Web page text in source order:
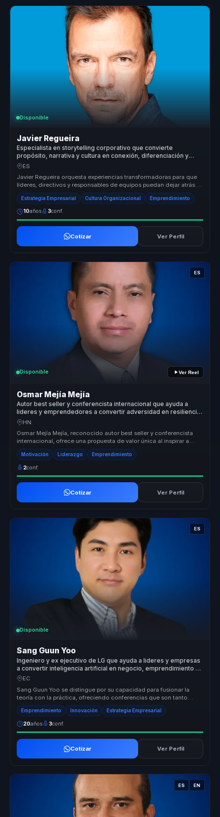
Disponible
Javier Regueira
Especialista en storytelling corporativo que convierte
propósito, narrativa y cultura en conexión, diferenciación y
crecimiento para líderes y marcas.
ES
Javier Regueira orquesta experiencias transformadoras para que
líderes, directivos y responsables de equipos puedan dejar atrás la
desali...
Estrategia Empresarial Cultura Organizacional Emprendimiento
10años 3conf.
Cotizar Ver Perfil
ES
Disponible Ver Reel
Osmar Mejía Mejía
Autor best seller y conferencista internacional que ayuda a
lideres y emprendedores a convertir adversidad en resiliencia,
accion y mentalidad emprendedora.
HN
Osmar Mejía Mejía, reconocido autor best seller y conferencista
internacional, ofrece una propuesta de valor única al inspirar a
miles co...
Motivación Liderazgo Emprendimiento
2conf.
Cotizar Ver Perfil
ES
Disponible
Sang Guun Yoo
Ingeniero y ex ejecutivo de LG que ayuda a lideres y empresas
a convertir inteligencia artificial en negocio, emprendimiento y
ventaja competitiva.
EC
Sang Guun Yoo se distingue por su capacidad para fusionar la
teoría con la práctica, ofreciendo conferencias que son tanto
informativas c...
Emprendimiento Innovación Estrategia Empresarial
20años 3conf.
Cotizar Ver Perfil
ES EN